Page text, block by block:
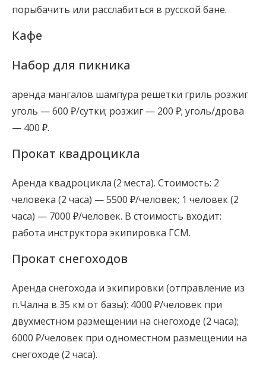
порыбачить или расслабиться в русской бане.
Кафе
Набор для пикника
аренда мангалов шампура решетки гриль розжиг
уголь — 600 ₽/сутки; розжиг — 200 ₽; уголь/дрова
— 400 ₽.
Прокат квадроцикла
Аренда квадроцикла (2 места). Стоимость: 2
человека (2 часа) — 5500 ₽/человек; 1 человек (2
часа) — 7000 ₽/человек. В стоимость входит:
работа инструктора экипировка ГСМ.
Прокат снегоходов
Аренда снегохода и экипировки (отправление из
п.Чална в 35 км от базы): 4000 ₽/человек при
двухместном размещении на снегоходе (2 часа);
6000 ₽/человек при одноместном размещении на
снегоходе (2 часа).